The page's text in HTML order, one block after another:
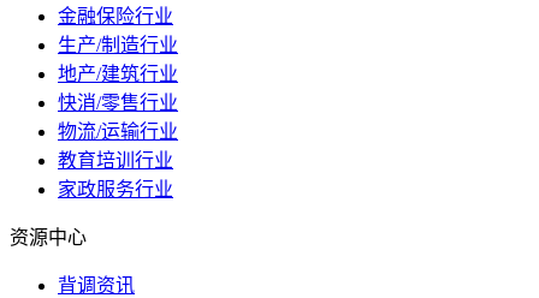
金融保险行业
生产/制造行业
地产/建筑行业
快消/零售行业
物流/运输行业
教育培训行业
家政服务行业
资源中心
背调资讯